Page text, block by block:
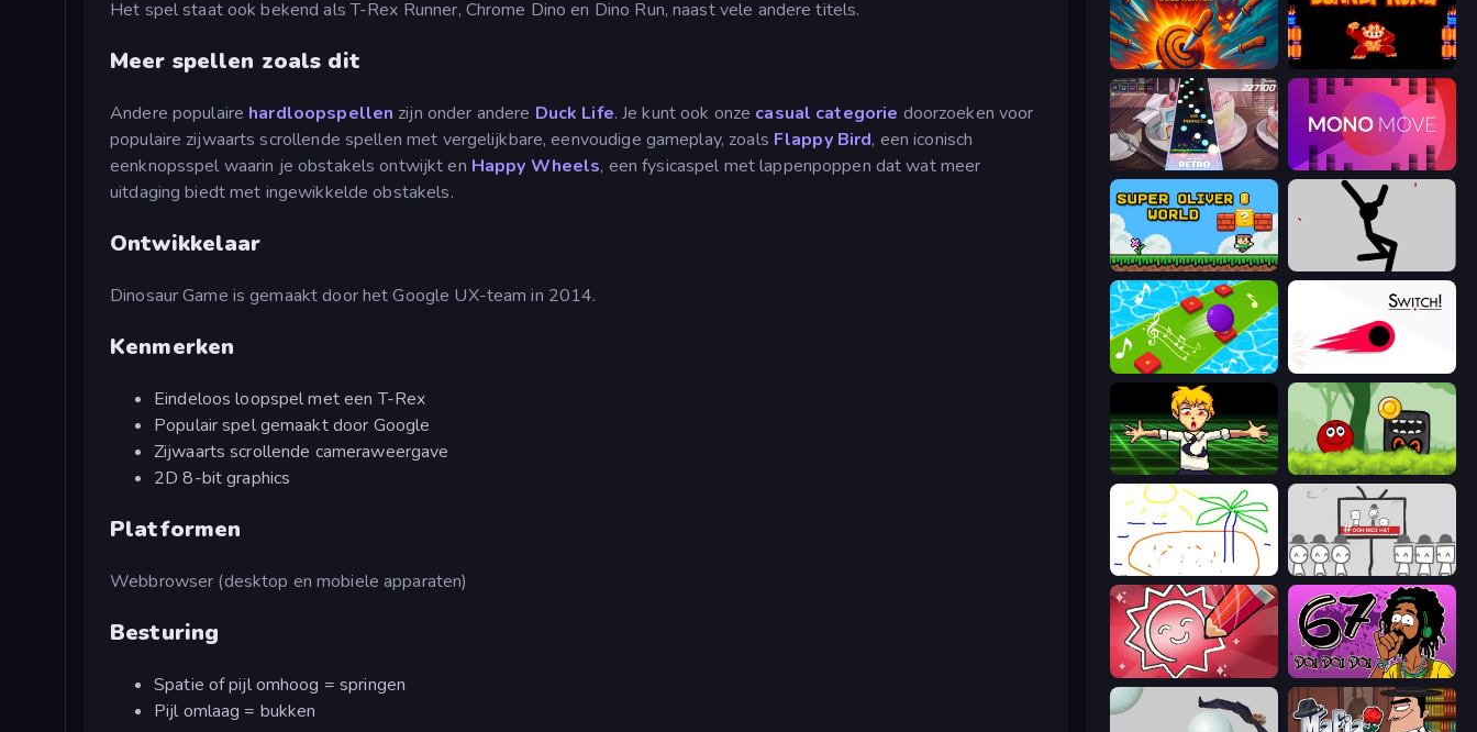
Het spel staat ook bekend als T-Rex Runner, Chrome Dino en Dino Run, naast vele andere titels.
Meer spellen zoals dit
Andere populaire hardloopspellen zijn onder andere Duck Life. Je kunt ook onze casual categorie doorzoeken voor
populaire zijwaarts scrollende spellen met vergelijkbare, eenvoudige gameplay, zoals Flappy Bird, een iconisch
eenknopsspel waarin je obstakels ontwijkt en Happy Wheels, een fysicaspel met lappenpoppen dat wat meer
uitdaging biedt met ingewikkelde obstakels.
Ontwikkelaar
Dinosaur Game is gemaakt door het Google UX-team in 2014.
Kenmerken
Eindeloos loopspel met een T-Rex
Populair spel gemaakt door Google
Zijwaarts scrollende cameraweergave
2D 8-bit graphics
Platformen
Webbrowser (desktop en mobiele apparaten)
Besturing
Spatie of pijl omhoog = springen
Pijl omlaag = bukken
Master Hit: Boss Hunter Donkey Kong Returns
Rhythm Capture Mono Move
Super Oliver World
Color Music Hop Ball Games Switch!
Chainsaw Dance Ball Hero Adventure: Red Bounce Ball
Skribbl.io We Become What We Behold
Draw Quiz 67 Doi Doi